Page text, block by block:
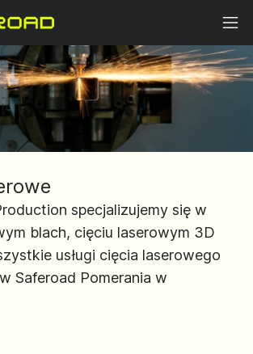
specjalizujemy się w
blach, cięciu laserowym 3D
usługi cięcia laserowego
Saferoad Pomerania w